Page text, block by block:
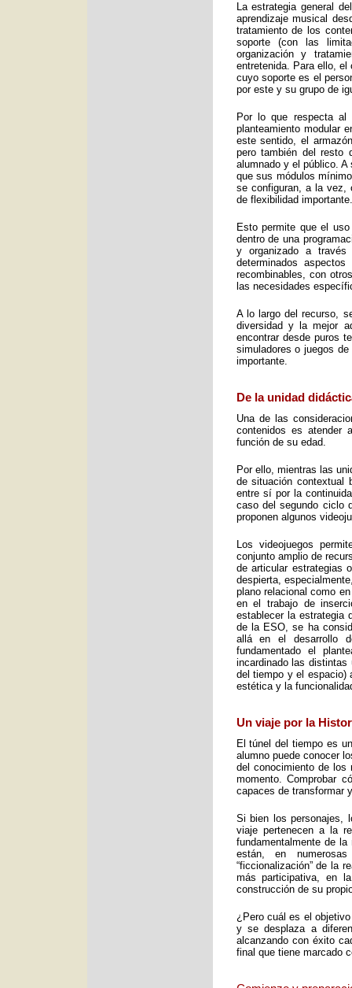
La estrategia general
aprendizaje musical
tratamiento de los
soporte (con las
organización y
entretenida. Para ello,
cuyo soporte es el
por este y su grupo de
Por lo que respecta al
planteamiento modular
este sentido, el
pero también del resto
alumnado y el público.
que sus módulos
se configuran, a la vez,
de flexibilidad importante.
Esto permite que el
dentro de una
y organizado a
determinados
recombinables, con
las necesidades
A lo largo del recurso,
diversidad y la mejor
encontrar desde puros
simuladores o juegos
importante.
De la unidad
Una de las
contenidos es atender
función de su edad.
Por ello, mientras las
de situación contextual
entre sí por la
caso del segundo ciclo
proponen algunos
Los videojuegos
conjunto amplio de
de articular estrategias
despierta,
plano relacional como
en el trabajo de
establecer la estrategia
de la ESO, se ha
allá en el desarrollo
fundamentado el
incardinado las
del tiempo y el espacio)
estética y la
Un viaje por la
El túnel del tiempo es
alumno puede conocer
del conocimiento de
momento. Comprobar
capaces de transformar
Si bien los personajes,
viaje pertenecen a la
fundamentalmente de
están, en
“ficcionalización” de la
más participativa, en
construcción de su
¿Pero cuál es el
y se desplaza a
alcanzando con éxito
final que tiene marcado